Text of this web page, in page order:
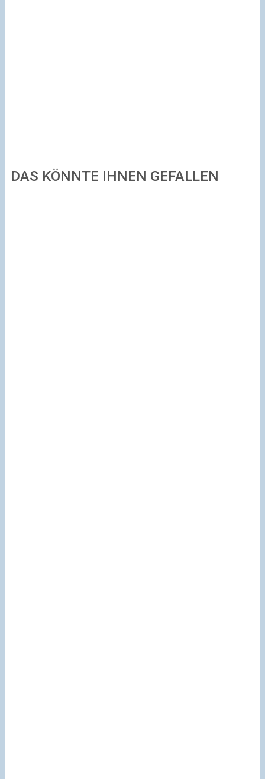
DAS KÖNNTE IHNEN GEFALLEN